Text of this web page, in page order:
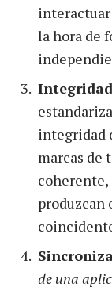
la hora de
integridad
marcas de
coherente,
produzcan
de una